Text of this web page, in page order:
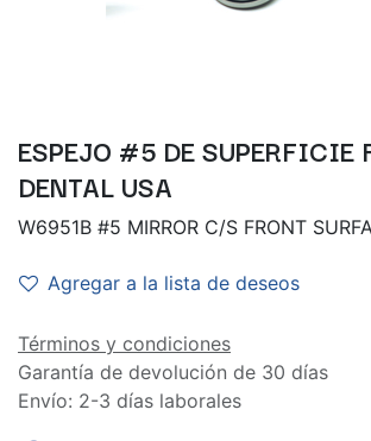
ESPEJO #5 DE SUPERFICIE
DENTAL USA
W6951B #5 MIRROR C/S FRONT
Agregar a la lista de deseos
Términos y condiciones
Garantía de devolución de 30 días
Envío: 2-3 días laborales